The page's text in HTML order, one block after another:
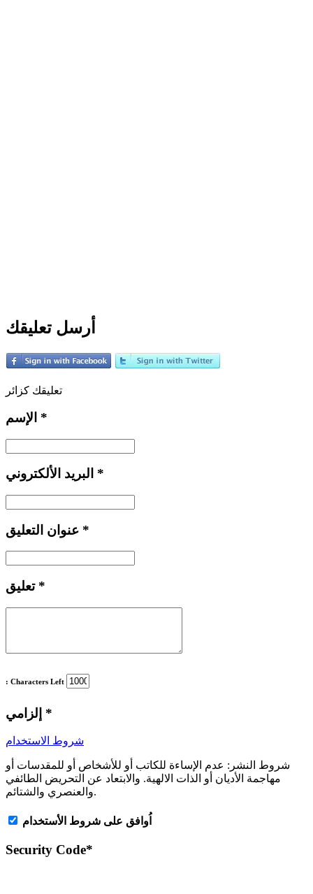
أرسل تعليقك
تعليقك كزائر
*
*
*
تعليق *
: Characters Left
*
شروط الاستخدام
شروط النشر: عدم الإساءة للكاتب أو للأشخاص أو للمقدسات أو
مهاجمة الأديان أو الذات الالهية. والابتعاد عن التحريض الطائفي
والعنصري والشتائم.
اُوافق على شروط الأستخدام
Security Code*